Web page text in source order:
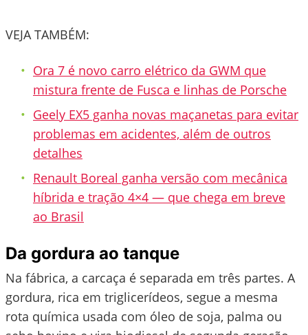
VEJA TAMBÉM:
Ora 7 é novo carro elétrico da GWM que
mistura frente de Fusca e linhas de Porsche
Geely EX5 ganha novas maçanetas para evitar
problemas em acidentes, além de outros
detalhes
Renault Boreal ganha versão com mecânica
híbrida e tração 4×4 — que chega em breve
ao Brasil
Da gordura ao tanque
Na fábrica, a carcaça é separada em três partes. A
gordura, rica em triglicerídeos, segue a mesma
rota química usada com óleo de soja, palma ou